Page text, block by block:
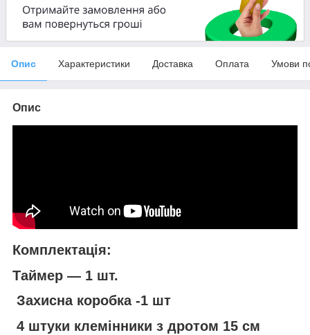
Опис Характеристики Доставка Оплата Умови
Опис
Комплектація:
Таймер — 1 шт.
Захисна коробка -1 шт
4 штуки клемінники з дротом 15 см